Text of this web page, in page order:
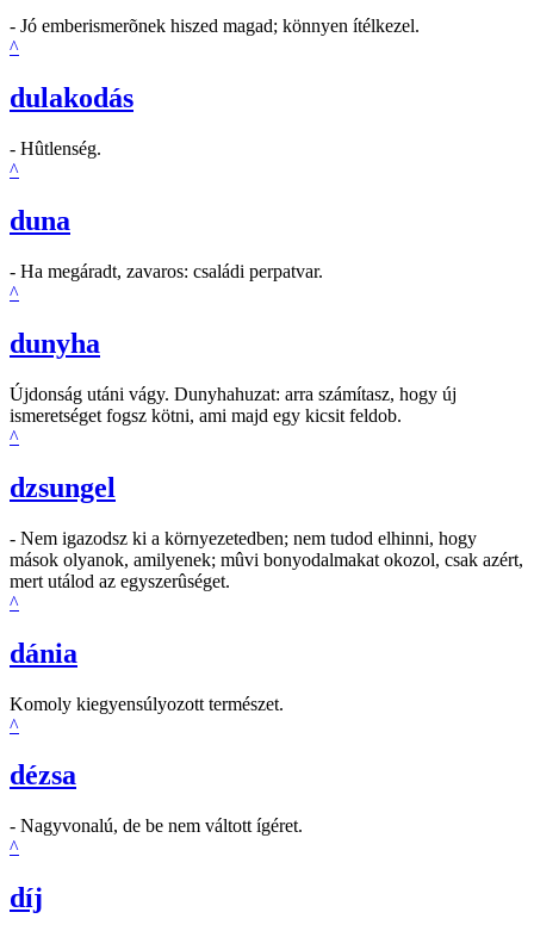
- Jó emberismerõnek hiszed magad; könnyen ítélkezel.
^
dulakodás
- Hûtlenség.
^
duna
- Ha megáradt, zavaros: családi perpatvar.
^
dunyha
Újdonság utáni vágy. Dunyhahuzat: arra számítasz, hogy új
ismeretséget fogsz kötni, ami majd egy kicsit feldob.
^
dzsungel
- Nem igazodsz ki a környezetedben; nem tudod elhinni, hogy
mások olyanok, amilyenek; mûvi bonyodalmakat okozol, csak azért,
mert utálod az egyszerûséget.
^
dánia
Komoly kiegyensúlyozott természet.
^
dézsa
- Nagyvonalú, de be nem váltott ígéret.
^
díj